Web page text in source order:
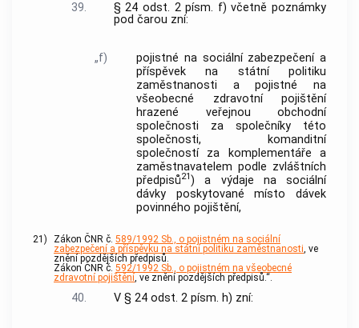
39.
§ 24 odst. 2 písm. f) včetně poznámky
pod čarou zní:
„f)
pojistné na sociální zabezpečení a
příspěvek na státní politiku
zaměstnanosti a pojistné na
všeobecné zdravotní pojištění
hrazené veřejnou obchodní
společnosti za společníky této
společnosti, komanditní
společností za komplementáře a
zaměstnavatelem podle zvláštních
předpisů21) a výdaje na sociální
dávky poskytované místo dávek
povinného pojištění,
21) Zákon ČNR č. 589/1992 Sb., o pojistném na sociální
zabezpečení a příspěvku na státní politiku zaměstnanosti, ve
znění pozdějších předpisů.
Zákon ČNR č. 592/1992 Sb., o pojistném na všeobecné
zdravotní pojištění, ve znění pozdějších předpisů.“.
40. V § 24 odst. 2 písm. h) zní: